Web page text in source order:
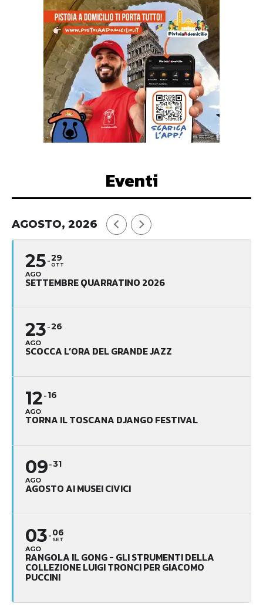
Eventi
AGOSTO, 2026
25
AGO
29
OTT
SETTEMBRE QUARRATINO 2026
23
AGO
26
SCOCCA L’ORA DEL GRANDE JAZZ
12
AGO
16
TORNA IL TOSCANA DJANGO FESTIVAL
09
AGO
31
AGOSTO AI MUSEI CIVICI
03
AGO
06
SET
RANGOLA IL GONG - GLI STRUMENTI DELLA
COLLEZIONE LUIGI TRONCI PER GIACOMO
PUCCINI